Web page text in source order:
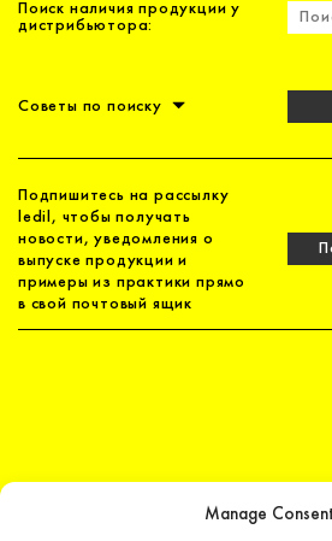
Manage Consent
Поиск наличия продукции у
дистрибьютора:
Советы по поиску
Подпишитесь на рассылку
ledil, чтобы получать
новости, уведомления о
выпуске продукции и
примеры из практики прямо
в свой почтовый ящик